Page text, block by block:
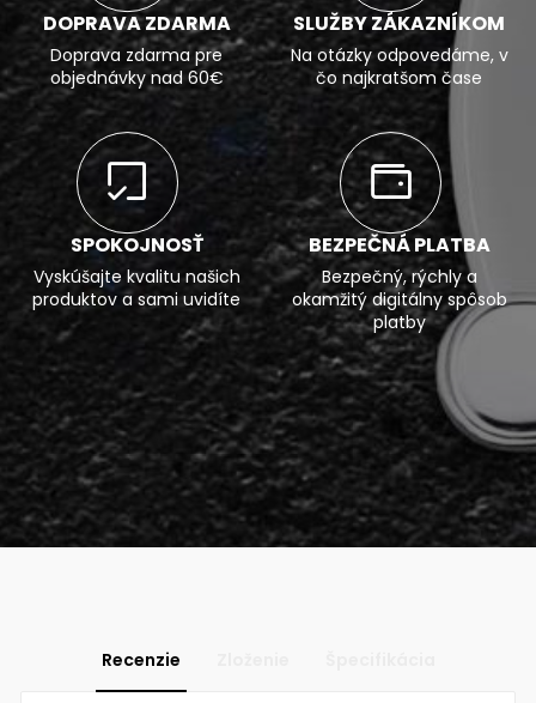
DOPRAVA ZDARMA
Doprava zdarma pre
objednávky nad 60€
SLUŽBY ZÁKAZNÍKOM
Na otázky odpovedáme, v
čo najkratšom čase
SPOKOJNOSŤ
Vyskúšajte kvalitu našich
produktov a sami uvidíte
BEZPEČNÁ PLATBA
Bezpečný, rýchly a
okamžitý digitálny spôsob
platby
Recenzie